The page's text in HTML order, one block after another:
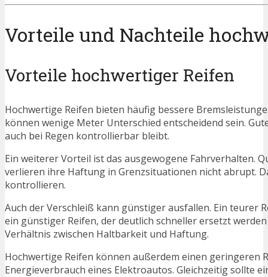
Vorteile und Nachteile
Vorteile hochwertiger Reifen
Hochwertige Reifen bieten häufig bessere
können wenige Meter Unterschied entscheidend sein.
auch bei Regen kontrollierbar bleibt.
Ein weiterer Vorteil ist das ausgewogene Fahrverhalten.
verlieren ihre Haftung in Grenzsituationen nicht abrupt.
kontrollieren.
Auch der Verschleiß kann günstiger ausfallen. Ein
ein günstiger Reifen, der deutlich schneller ersetzt
Verhältnis zwischen Haltbarkeit und Haftung.
Hochwertige Reifen können außerdem einen geringeren
Energieverbrauch eines Elektroautos. Gleichzeitig sollte